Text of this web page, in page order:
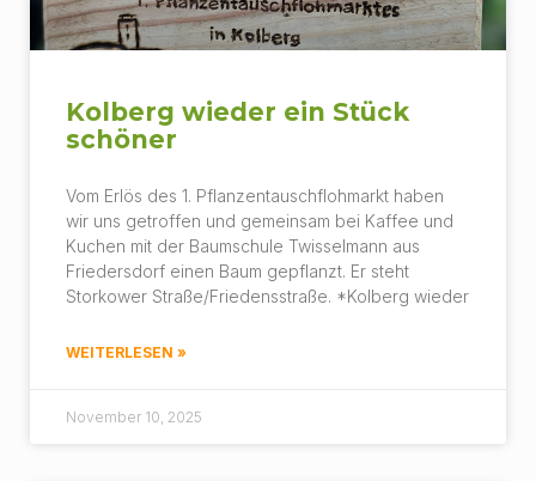
Kolberg wieder ein Stück
schöner
Vom Erlös des 1. Pflanzentauschflohmarkt haben
wir uns getroffen und gemeinsam bei Kaffee und
Kuchen mit der Baumschule Twisselmann aus
Friedersdorf einen Baum gepflanzt. Er steht
Storkower Straße/Friedensstraße. *Kolberg wieder
WEITERLESEN »
November 10, 2025